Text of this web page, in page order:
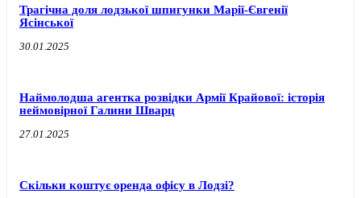
Трагічна доля лодзької шпигунки Марії-Євгенії
Ясінської
30.01.2025
Наймолодша агентка розвідки Армії Крайової: історія
неймовірної Галини Шварц
27.01.2025
Скільки коштує оренда офісу в Лодзі?